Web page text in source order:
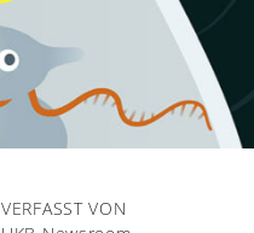
VERFASST VON